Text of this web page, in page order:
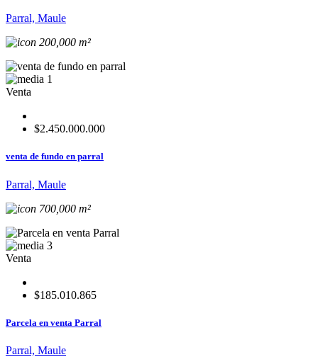
Parral, Maule
200,000 m²
1
Venta
$2.450.000.000
venta de fundo en parral
Parral, Maule
700,000 m²
3
Venta
$185.010.865
Parcela en venta Parral
Parral, Maule